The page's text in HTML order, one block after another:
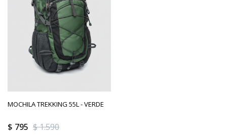
MOCHILA TREKKING 55L - VERDE
$ 795 $1.590